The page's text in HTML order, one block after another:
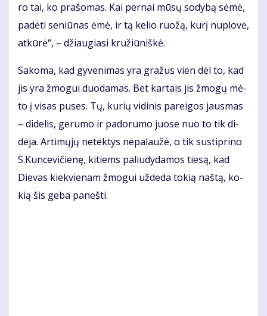
ro tai, ko pra­šo­mas. Kai per­nai mū­sų so­dy­bą sė­mė,
pa­dė­ti se­niū­nas ėmė, ir tą ke­lio ruo­žą, ku­rį nu­plo­vė,
at­kū­rė“, – džiau­gia­si kru­žiū­niš­kė.
Sa­ko­ma, kad gy­ve­ni­mas yra gra­žus vien dėl to, kad
jis yra žmo­gui duo­da­mas. Bet kar­tais jis žmo­gų mė­
to į vi­sas pu­ses. Tų, ku­rių vi­di­nis pa­rei­gos jaus­mas
– di­de­lis, ge­ru­mo ir pa­do­ru­mo juo­se nuo to tik di­
dė­ja. Ar­ti­mų­jų ne­tek­tys ne­pa­lau­žė, o tik su­stip­ri­no
S.Kun­ce­vi­čie­nę, ki­tiems pa­liu­dy­da­mos tie­są, kad
Die­vas kiek­vie­nam žmo­gui už­de­da to­kią naš­tą, ko­
kią šis ge­ba pa­neš­ti.